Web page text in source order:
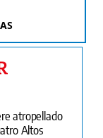
atropellado
Altos